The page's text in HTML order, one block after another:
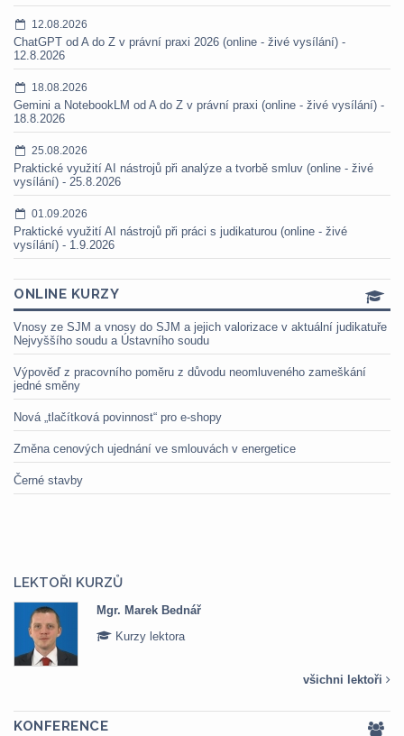
12.08.2026
ChatGPT od A do Z v právní praxi 2026 (online - živé vysílání) -
12.8.2026
18.08.2026
Gemini a NotebookLM od A do Z v právní praxi (online - živé vysílání) -
18.8.2026
25.08.2026
Praktické využití AI nástrojů při analýze a tvorbě smluv (online - živé
vysílání) - 25.8.2026
01.09.2026
Praktické využití AI nástrojů při práci s judikaturou (online - živé
vysílání) - 1.9.2026
ONLINE KURZY
Vnosy ze SJM a vnosy do SJM a jejich valorizace v aktuální judikatuře
Nejvyššího soudu a Ústavního soudu
Výpověď z pracovního poměru z důvodu neomluveného zameškání
jedné směny
Nová „tlačítková povinnost“ pro e-shopy
Změna cenových ujednání ve smlouvách v energetice
Černé stavby
LEKTOŘI KURZŮ
Mgr. Marek Bednář
Kurzy lektora
všichni lektoři
KONFERENCE